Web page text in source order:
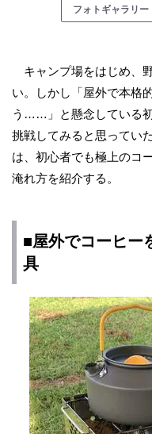
フォトギャラリ
キャンプ場をはじめ、
い。しかし「屋外で本格
う……」と懸念している
挑戦してみると思ってい
は、初心者でも極上のコ
淹れ方を紹介する。
■屋外でコーヒー
具